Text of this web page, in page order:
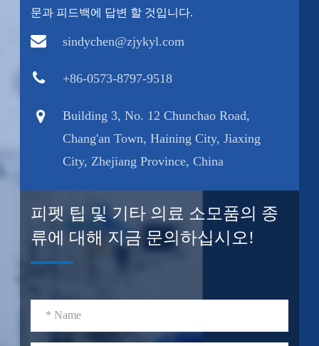
문과 피드백에 답변 할 것입니다.
sindychen@zjykyl.com
+86-0573-8797-9518
Building 3, No. 12 Chunchao Road,
Chang'an Town, Haining City, Jiaxing
City, Zhejiang Province, China
피펫 팁 및 기타 의료 소모품의 종
류에 대해 지금 문의하십시오!